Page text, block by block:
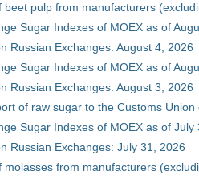
beet pulp from manufacturers
Sugar Indexes of MOEX as of
Russian Exchanges: August 4, 2026
Sugar Indexes of MOEX as of
Russian Exchanges: August 3, 2026
of raw sugar to the Customs
Sugar Indexes of MOEX as of July
Russian Exchanges: July 31, 2026
molasses from manufacturers